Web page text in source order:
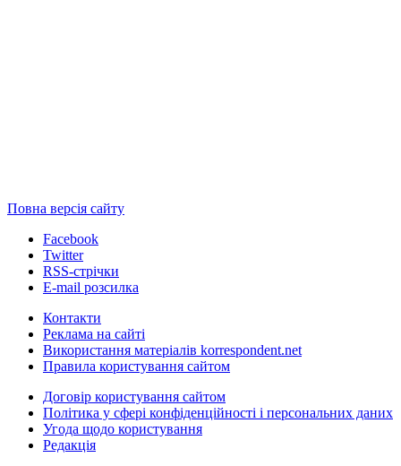
Повна версія сайту
Facebook
Twitter
RSS-стрічки
E-mail розсилка
Контакти
Реклама на сайті
Використання матеріалів korrespondent.net
Правила користування сайтом
Договір користування сайтом
Політика у сфері конфіденційності і персональних даних
Угода щодо користування
Редакція